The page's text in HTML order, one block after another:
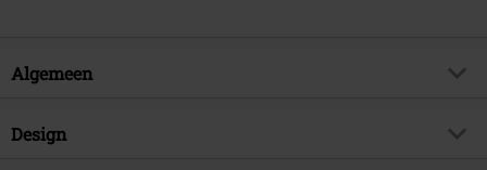
Algemeen
Artikelnr.
Design